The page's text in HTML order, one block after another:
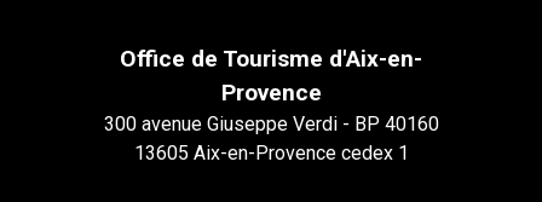
Office de Tourisme d'Aix-en-
Provence
300 avenue Giuseppe Verdi - BP 40160
13605 Aix-en-Provence cedex 1